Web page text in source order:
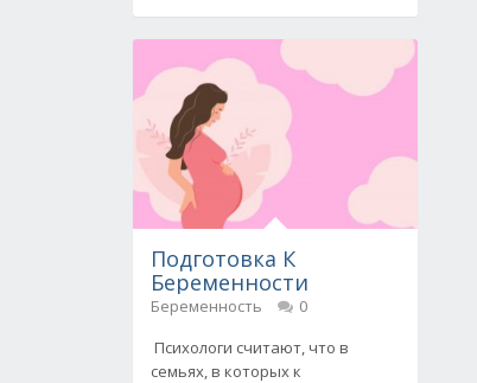
Подготовка К
Беременности
Беременность
0
Психологи считают, что в
семьях, в которых к